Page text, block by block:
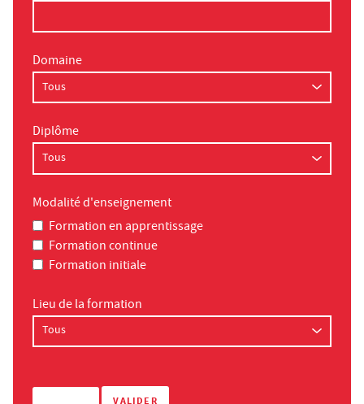
Domaine
Diplôme
Modalité d'enseignement
Formation en apprentissage
Formation continue
Formation initiale
Lieu de la formation